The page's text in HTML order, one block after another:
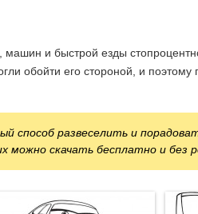
и быстрой езды
обойти его стороной, и
способ развеселить и
можно скачать бесплатно и без